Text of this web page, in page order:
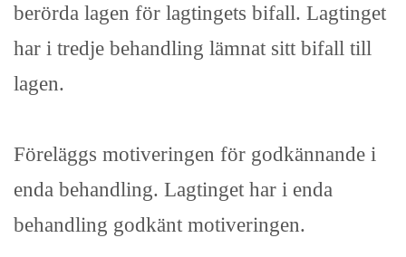
berörda lagen för lagtingets bifall. Lagtinget
har i tredje behandling lämnat sitt bifall till
lagen.
Föreläggs motiveringen för godkännande i
enda behandling. Lagtinget har i enda
behandling godkänt motiveringen.